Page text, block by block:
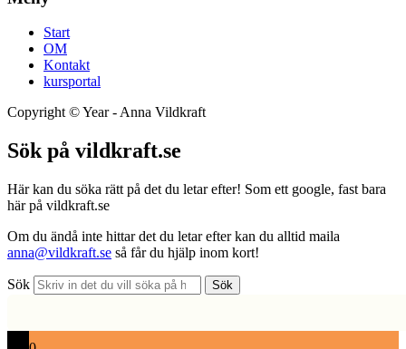
Start
OM
Kontakt
kursportal
Copyright ©Year- Anna Vildkraft
Sök på vildkraft.se
Här kan du söka rätt på det du letar efter! Som ett google, fast bara
här på vildkraft.se
Om du ändå inte hittar det du letar efter kan du alltid maila
anna@vildkraft.se så får du hjälp inom kort!
Sök Sök